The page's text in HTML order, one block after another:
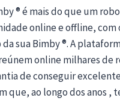
® é mais do que um
online e offline, com
sua Bimby ®. A
online milhares
de conseguir
que, ao longo dos anos